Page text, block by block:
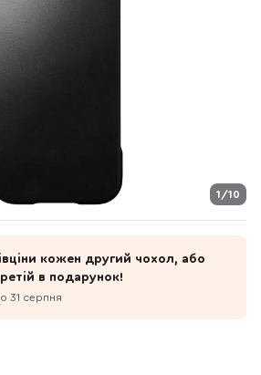
1/10
кожен другий чохол, або
в подарунок!
31 серпня